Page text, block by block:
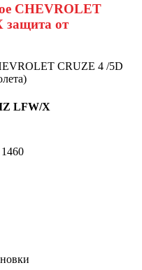
CHEVROLET
защита от
LFW/X